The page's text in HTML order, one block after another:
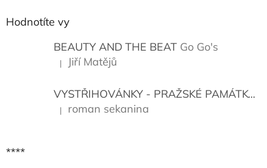
Hodnotíte vy
BEAUTY AND THE BEAT Go Go's
Hodnocení produktu je 5 z 5 hvězdiček.
| Jiří Matějů
VYSTŘIHOVÁNKY - PRAŽSKÉ PAMÁTKY
Hodnocení produktu je 5 z 5 hvězdiček.
| roman sekanina
****